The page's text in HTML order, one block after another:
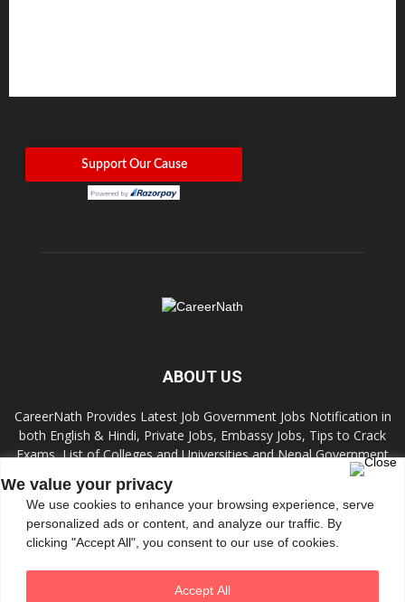
We value your privacy
We use cookies to enhance your browsing experience, serve
personalized ads or content, and analyze our traffic. By
clicking "Accept All", you consent to our use of cookies.
Accept All
ABOUT US
CareerNath Provides Latest Job Government Jobs Notification in
both English & Hindi, Private Jobs, Embassy Jobs, Tips to Crack
Exams, List of Colleges and Universities and Nepal Government
Contact us:info.careernath@gmail.com